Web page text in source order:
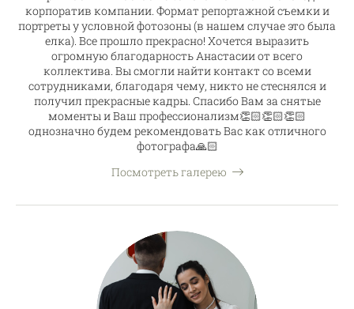
корпоратив компании. Формат репортажной съемки и
портреты у условной фотозоны (в нашем случае это была
елка). Все прошло прекрасно! Хочется выразить
огромную благодарность Анастасии от всего
коллектива. Вы смогли найти контакт со всеми
сотрудниками, благодаря чему, никто не стеснялся и
получил прекрасные кадры. Спасибо Вам за снятые
моменты и Ваш профессионализм👏🏻👏🏻👏🏻
однозначно будем рекомендовать Вас как отличного
фотографа🙏🏻
Посмотреть галерею